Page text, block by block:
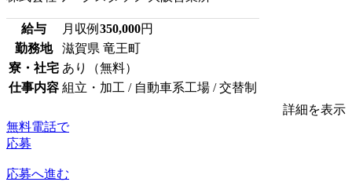
給与 月収例 350,000円
勤務地
滋賀県 竜王町
寮・社宅 あり（無料）
仕事内容 組立・加工 / 自動車系工場 / 交替制
詳細を表示
無料電話で
応募
応募へ進む